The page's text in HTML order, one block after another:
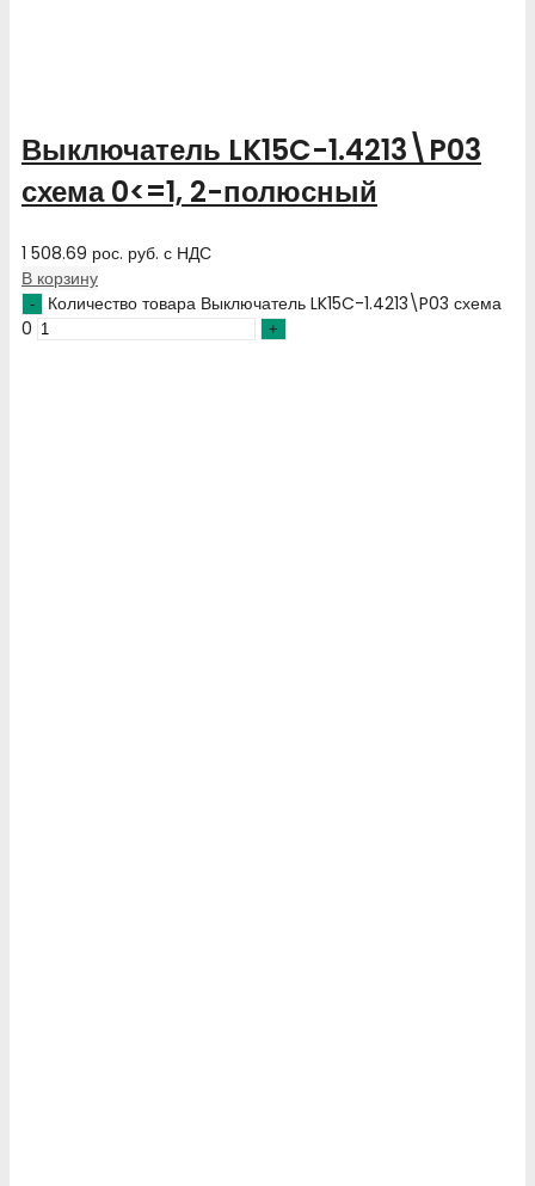
Выключатель LK15C-1.4213\P03
схема 0<=1, 2-полюсный
1 508.69 рос. руб. с НДС
В корзину
Количество товара Выключатель LK15C-1.4213\P03 схема
0